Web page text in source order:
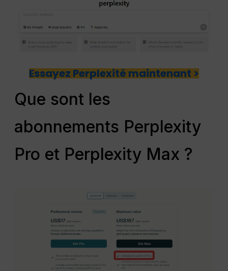
Essayez Perplexité maintenant >
Que sont les
abonnements Perplexity
Pro et Perplexity Max ?